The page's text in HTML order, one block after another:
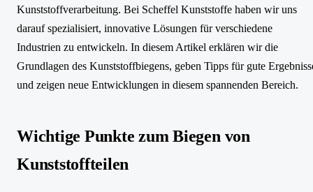
Kunststoffverarbeitung. Bei Scheffel Kunststoffe haben wir uns
darauf spezialisiert, innovative Lösungen für verschiedene
Industrien zu entwickeln. In diesem Artikel erklären wir die
Grundlagen des Kunststoffbiegens, geben Tipps für gute
und zeigen neue Entwicklungen in diesem spannenden Bereich.
Wichtige Punkte zum Biegen von
Kunststoffteilen